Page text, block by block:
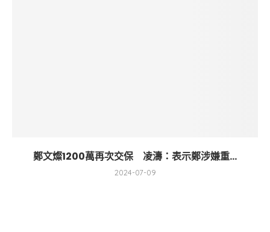
鄭文燦1200萬再次交保 凌濤：表示鄭涉嫌重...
2024-07-09